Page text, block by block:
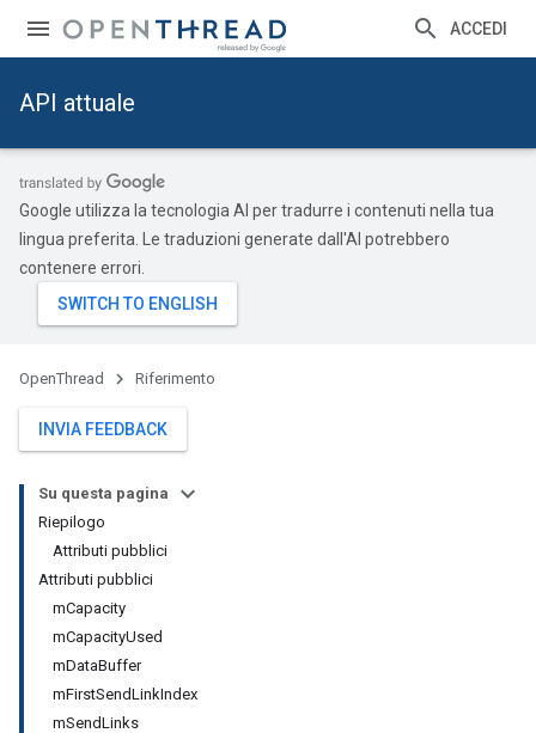
ACCEDI
API attuale
Google utilizza la tecnologia AI per tradurre i contenuti nella tua
lingua preferita. Le traduzioni generate dall'AI potrebbero
contenere errori.
OpenThread Riferimento
INVIA FEEDBACK
Su questa pagina
Riepilogo
Attributi pubblici
Attributi pubblici
mCapacity
mCapacityUsed
mDataBuffer
mFirstSendLinkIndex
mSendLinks